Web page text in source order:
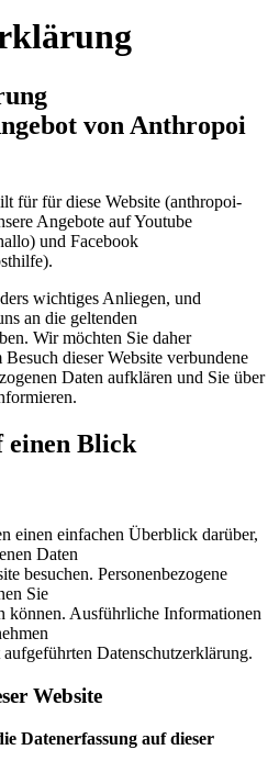
von Anthropoi
für für diese Website (anthropoi-
Angebote auf Youtube
und Facebook
wichtiges Anliegen, und
an die geltenden
Wir möchten Sie daher
dieser Website verbundene
Daten aufklären und Sie über
einen Blick
einen einfachen Überblick darüber,
Daten
besuchen. Personenbezogene
Sie
können. Ausführliche Informationen
Datenschutzerklärung.
Website
Datenerfassung auf dieser